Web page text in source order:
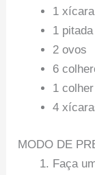
1
1
2 ovos
6
1
4
MODO DE
Faça